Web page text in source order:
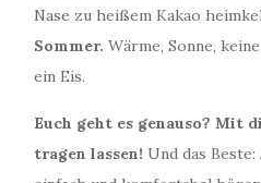
Nase zu heißem Kakao
Sommer. Wärme, Sonne,
ein Eis.
Euch geht es genauso? Mit
tragen lassen! Und das